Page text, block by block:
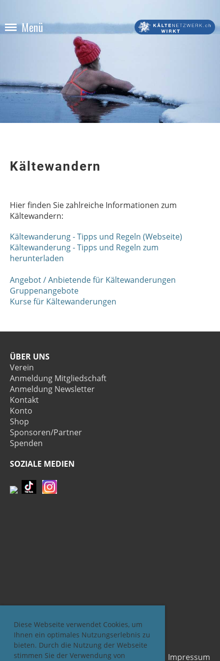
Diese Webseite verwendet Cookies, um
Ihnen ein optimales Nutzungserlebnis zu
bieten. Durch die Nutzung der Webseite
stimmen Sie der Verwendung von
Menü
Kältewandern
Hier finden Sie zahlreiche Informationen zum
Kältewandern:
Kältewanderung - Tipps und Regeln (Webseite)
Kältewanderung - Tipps und Regeln zum
herunterladen
Angebot / Anbietende für Kältewanderungen
Gruppenangebote
Kurse für Kältewanderungen
ÜBER UNS
Verein
Anmeldung Mitgliedschaft
Anmeldung Newsletter
Kontakt
Konto
Shop
Sponsoren/Partner
Spenden
SOZIALE MEDIEN
Impressum